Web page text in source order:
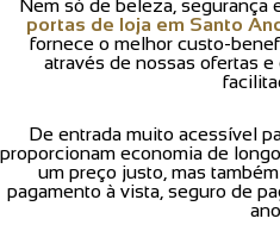
Nem só de beleza, segurança
portas de loja em Santo
fornece o melhor custo-
através de nossas ofertas
De entrada muito acessível
proporcionam economia de
um preço justo, mas
pagamento à vista, seguro de